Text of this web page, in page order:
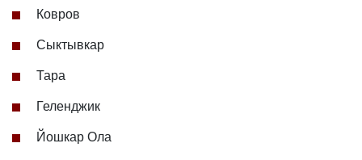
Ковров
Сыктывкар
Тара
Геленджик
Йошкар Ола